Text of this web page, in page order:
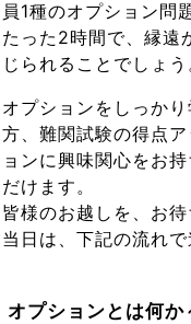
員1種のオプション問
たった2時間で、縁遠
じられることでしょう
オプションをしっか
方、難関試験の得点
ョンに興味関心をお
だけます。
皆様のお越しを、お待
当日は、下記の流れで
オプションとは何